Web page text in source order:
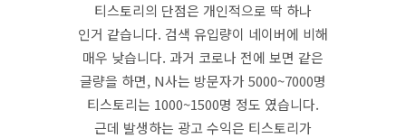
티스토리의 단점은 개인적으로 딱 하나
인거 같습니다. 검색 유입량이 네이버에 비해
매우 낮습니다. 과거 코로나 전에 보면 같은
글량을 하면, N사는 방문자가 5000~7000명
티스토리는 1000~1500명 정도 였습니다.
근데 발생하는 광고 수익은 티스토리가